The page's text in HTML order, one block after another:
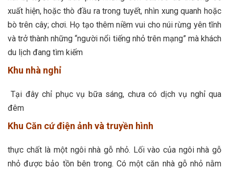
xuất hiện, hoặc thò đầu ra trong tuyết, nhìn xung quanh hoặc
bò trên cây; chơi. Họ tạo thêm niềm vui cho núi rừng yên tĩnh
và trở thành những “người nổi tiếng nhỏ trên mạng” mà khách
du lịch đang tìm kiếm
Khu nhà nghỉ
Tại đây chỉ phục vụ bữa sáng, chưa có dịch vụ nghỉ qua
đêm
Khu Căn cứ điện ảnh và truyền hình
thực chất là một ngôi nhà gỗ nhỏ. Lối vào của ngôi nhà gỗ
nhỏ được bảo tồn bên trong. Có một căn nhà gỗ nhỏ nằm